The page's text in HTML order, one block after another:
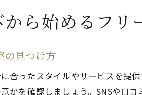
成功す
目標
成功
ら始めるフリ
の見つけ方
合ったスタイルやサービスを提
かを確認しましょう。SNSや口